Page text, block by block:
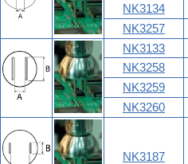
NK3134
NK3257
NK3133
NK3258
NK3259
NK3260
NK3187